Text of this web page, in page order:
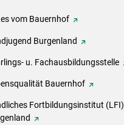
vom Bauernhof
Burgenland
u. Fachausbildungsstelle
Bauernhof
Fortbildungsinstitut (LFI)